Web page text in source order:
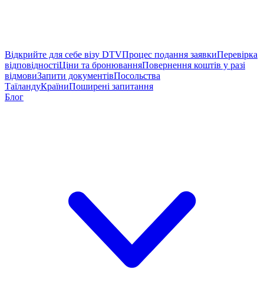
Відкрийте для себе візу DTVПроцес подання заявкиПеревірка
відповідностіЦіни та бронюванняПовернення коштів у разі
відмовиЗапити документівПосольства
ТаїландуКраїниПоширені запитання
Блог